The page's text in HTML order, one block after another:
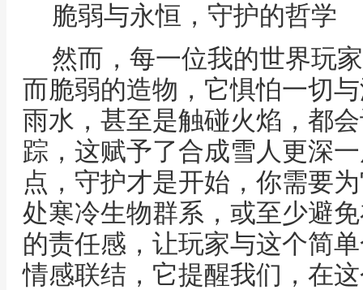
脆弱与永恒，守护的哲学
然而，每一位我的世界玩
而脆弱的造物，它惧怕一切
雨水，甚至是触碰火焰，都
踪，这赋予了合成雪人更深
点，守护才是开始，你需要
处寒冷生物群系，或至少避
的责任感，让玩家与这个简
情感联结，它提醒我们，在